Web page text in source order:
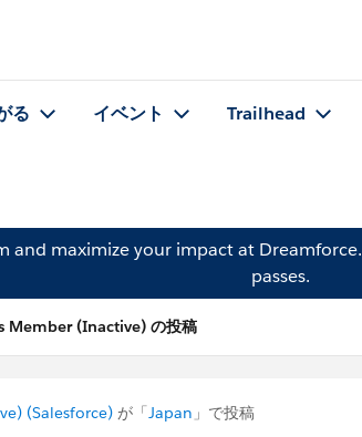
る イベント Trailhead
and maximize your impact at Dreamforce.
passes.
Member (Inactive) の投稿
(Salesforce) が「Japan 」で投稿